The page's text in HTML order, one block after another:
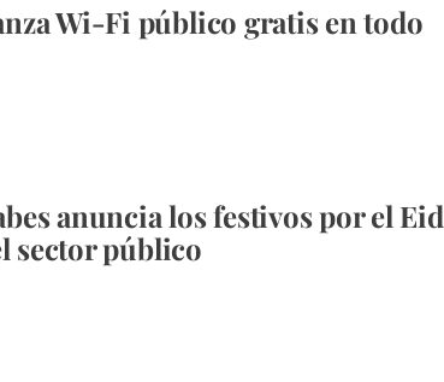
Wi-Fi público gratis en todo
anuncia los festivos por el Eid
sector público